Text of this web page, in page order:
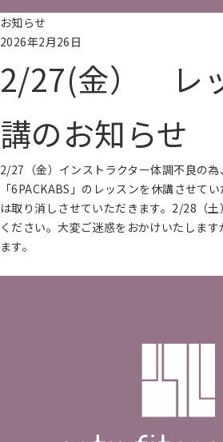
お知らせ
2026年2月26日
2/27(金） レ
講のお知らせ
2/27（金）インストラクター体調不良の
「6PACKABS」のレッスンを休講させて
は取り消しさせていただきます。2/28（
ください。大変ご迷惑をおかけいたしま
ます。